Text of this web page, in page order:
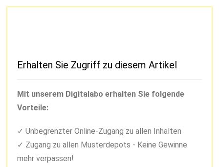
Erhalten Sie Zugriff zu diesem Artikel
Mit unserem Digitalabo erhalten Sie folgende
Vorteile:
Unbegrenzter Online-Zugang zu allen Inhalten
Zugang zu allen Musterdepots - Keine Gewinne
mehr verpassen!